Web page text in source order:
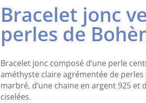
Bracelet jonc
perles de
Bracelet jonc composé d’une perle
améthyste claire agrémentée de
marbré, d’une chaine en argent 925 et
ciselées.